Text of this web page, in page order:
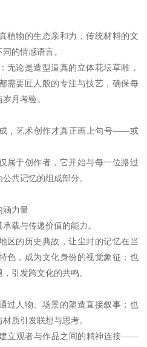
植物的生态亲和力，传统材料的文
的情感语言。
无论是造型逼真的立体花坛草雕，
需要匠人般的专注与技艺，确保每
月考验。
，艺术创作才真正画上句号——或
属于创作者，它开始与每一位路过
共记忆的组成部分。
涵力量
载与传递价值的能力。
区的历史典故，让尘封的记忆在当
色，成为文化身份的视觉象征；也
引发跨文化的共鸣。
过人物、场景的塑造直接叙事；也
质引发联想与思考。
立观者与作品之间的精神连接——